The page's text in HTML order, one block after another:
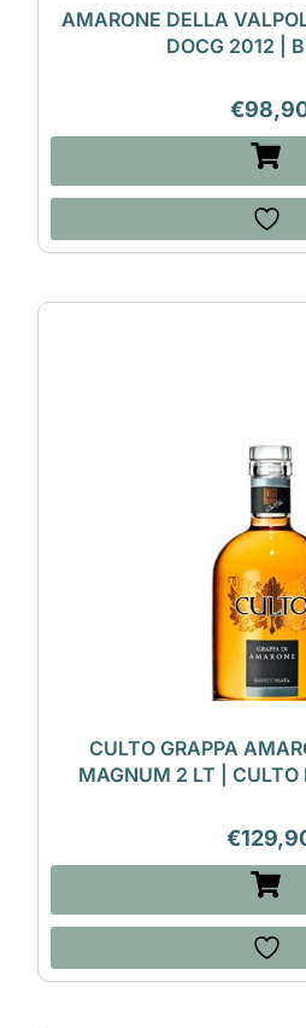
AMARONE DELLA
DOCG 2012 |
€
CULTO GRAPPA
MAGNUM 2 LT | CULTO
€